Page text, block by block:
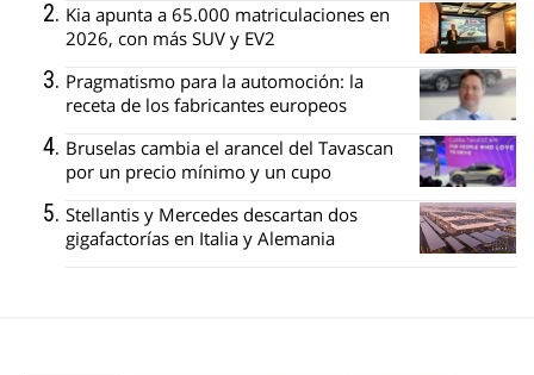
Kia apunta a 65.000 matriculaciones en
2026, con más SUV y EV2
Pragmatismo para la automoción: la
receta de los fabricantes europeos
Bruselas cambia el arancel del Tavascan
por un precio mínimo y un cupo
Stellantis y Mercedes descartan dos
gigafactorías en Italia y Alemania